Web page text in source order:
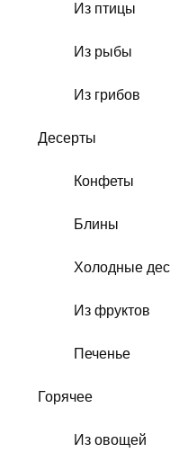
Из птицы
Из рыбы
Из грибов
Десерты
Конфеты
Блины
Холодные
Из фруктов
Печенье
Горячее
Из овощей